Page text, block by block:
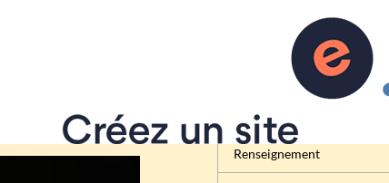
Inscription
Renseignement